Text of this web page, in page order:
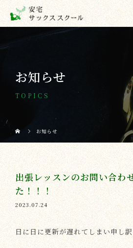
お知らせ
TOPICS
お知らせ
出張レッスンのお問い合わ
た！！！
2023.07.24
日に日に更新が遅れてしまい申し